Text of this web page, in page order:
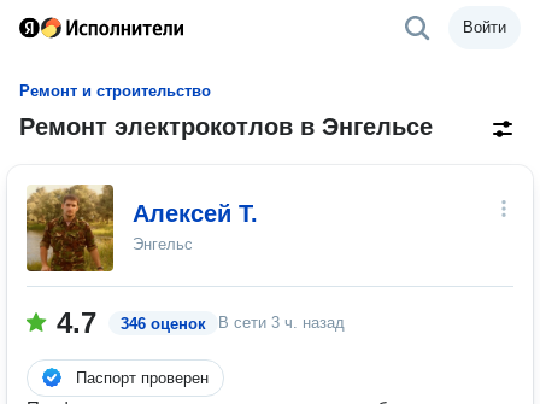
Войти
Ремонт и строительство
Ремонт электрокотлов в Энгельсе
Алексей Т.
Энгельс
4.7 346 оценок В сети 3 ч. назад
Паспорт проверен